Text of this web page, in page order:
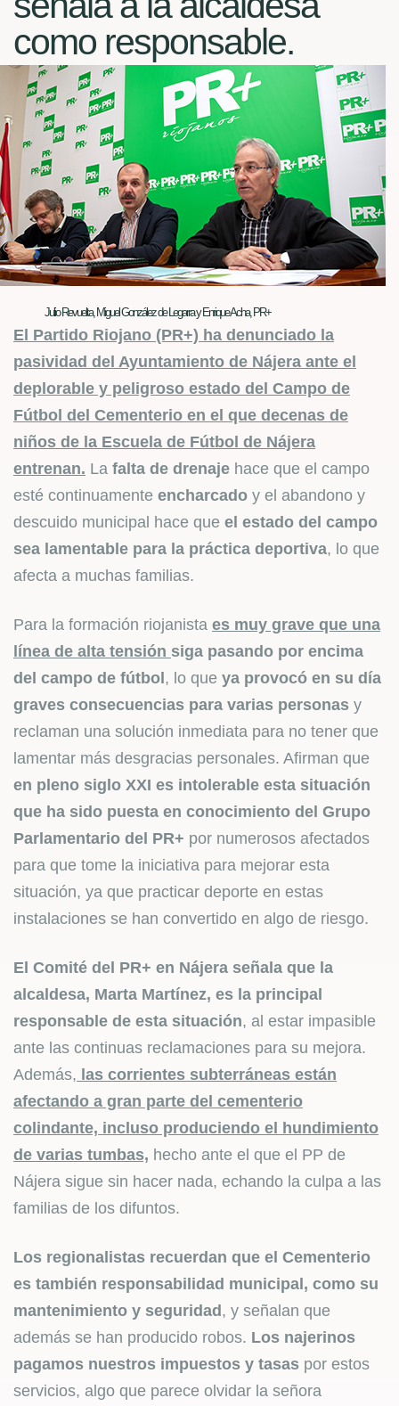
como responsable.
Julio Revuelta, Miguel González de Legarra y Enrique Acha, PR+
El Partido Riojano (PR+) ha denunciado la
pasividad del Ayuntamiento de Nájera ante el
deplorable y peligroso estado del Campo de
Fútbol del Cementerio en el que decenas de
niños de la Escuela de Fútbol de Nájera
entrenan. La falta de drenaje hace que el campo
esté continuamente encharcado y el abandono y
descuido municipal hace que el estado del campo
sea lamentable para la práctica deportiva, lo que
afecta a muchas familias.
Para la formación riojanista es muy grave que una
línea de alta tensión siga pasando por encima
del campo de fútbol, lo que ya provocó en su día
graves consecuencias para varias personas y
reclaman una solución inmediata para no tener que
lamentar más desgracias personales. Afirman que
en pleno siglo XXI es intolerable esta situación
que ha sido puesta en conocimiento del Grupo
Parlamentario del PR+ por numerosos afectados
para que tome la iniciativa para mejorar esta
situación, ya que practicar deporte en estas
instalaciones se han convertido en algo de riesgo.
El Comité del PR+ en Nájera señala que la
alcaldesa, Marta Martínez, es la principal
responsable de esta situación, al estar impasible
ante las continuas reclamaciones para su mejora.
Además, las corrientes subterráneas están
afectando a gran parte del cementerio
colindante, incluso produciendo el hundimiento
de varias tumbas, hecho ante el que el PP de
Nájera sigue sin hacer nada, echando la culpa a las
familias de los difuntos.
Los regionalistas recuerdan que el Cementerio
es también responsabilidad municipal, como su
mantenimiento y seguridad, y señalan que
además se han producido robos. Los najerinos
pagamos nuestros impuestos y tasas por estos
servicios, algo que parece olvidar la señora